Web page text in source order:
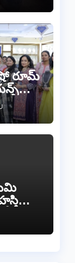
రూమ్
రెడ్డి.